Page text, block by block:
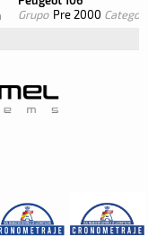
Grupo Pre 2000